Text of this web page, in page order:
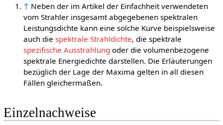
↑ Neben der im Artikel der Einfachheit verwendeten
vom Strahler insgesamt abgegebenen spektralen
Leistungsdichte kann eine solche Kurve beispielsweise
auch die spektrale Strahldichte, die spektrale
spezifische Ausstrahlung oder die volumenbezogene
spektrale Energiedichte darstellen. Die Erläuterungen
bezüglich der Lage der Maxima gelten in all diesen
Fällen gleichermaßen.
Einzelnachweise